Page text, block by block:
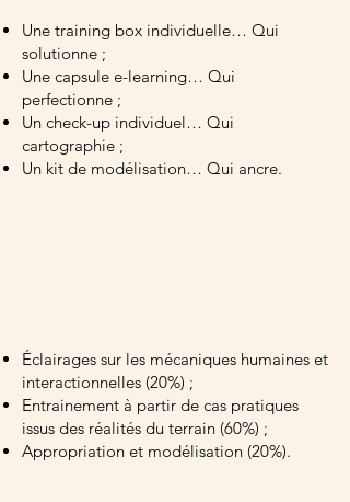
Une training box individuelle… Qui
solutionne ;
Une capsule e-learning… Qui
perfectionne ;
Un check-up individuel… Qui
cartographie ;
Un kit de modélisation… Qui ancre.
Éclairages sur les mécaniques humaines et
interactionnelles (20%) ;
Entrainement à partir de cas pratiques
issus des réalités du terrain (60%) ;
Appropriation et modélisation (20%).